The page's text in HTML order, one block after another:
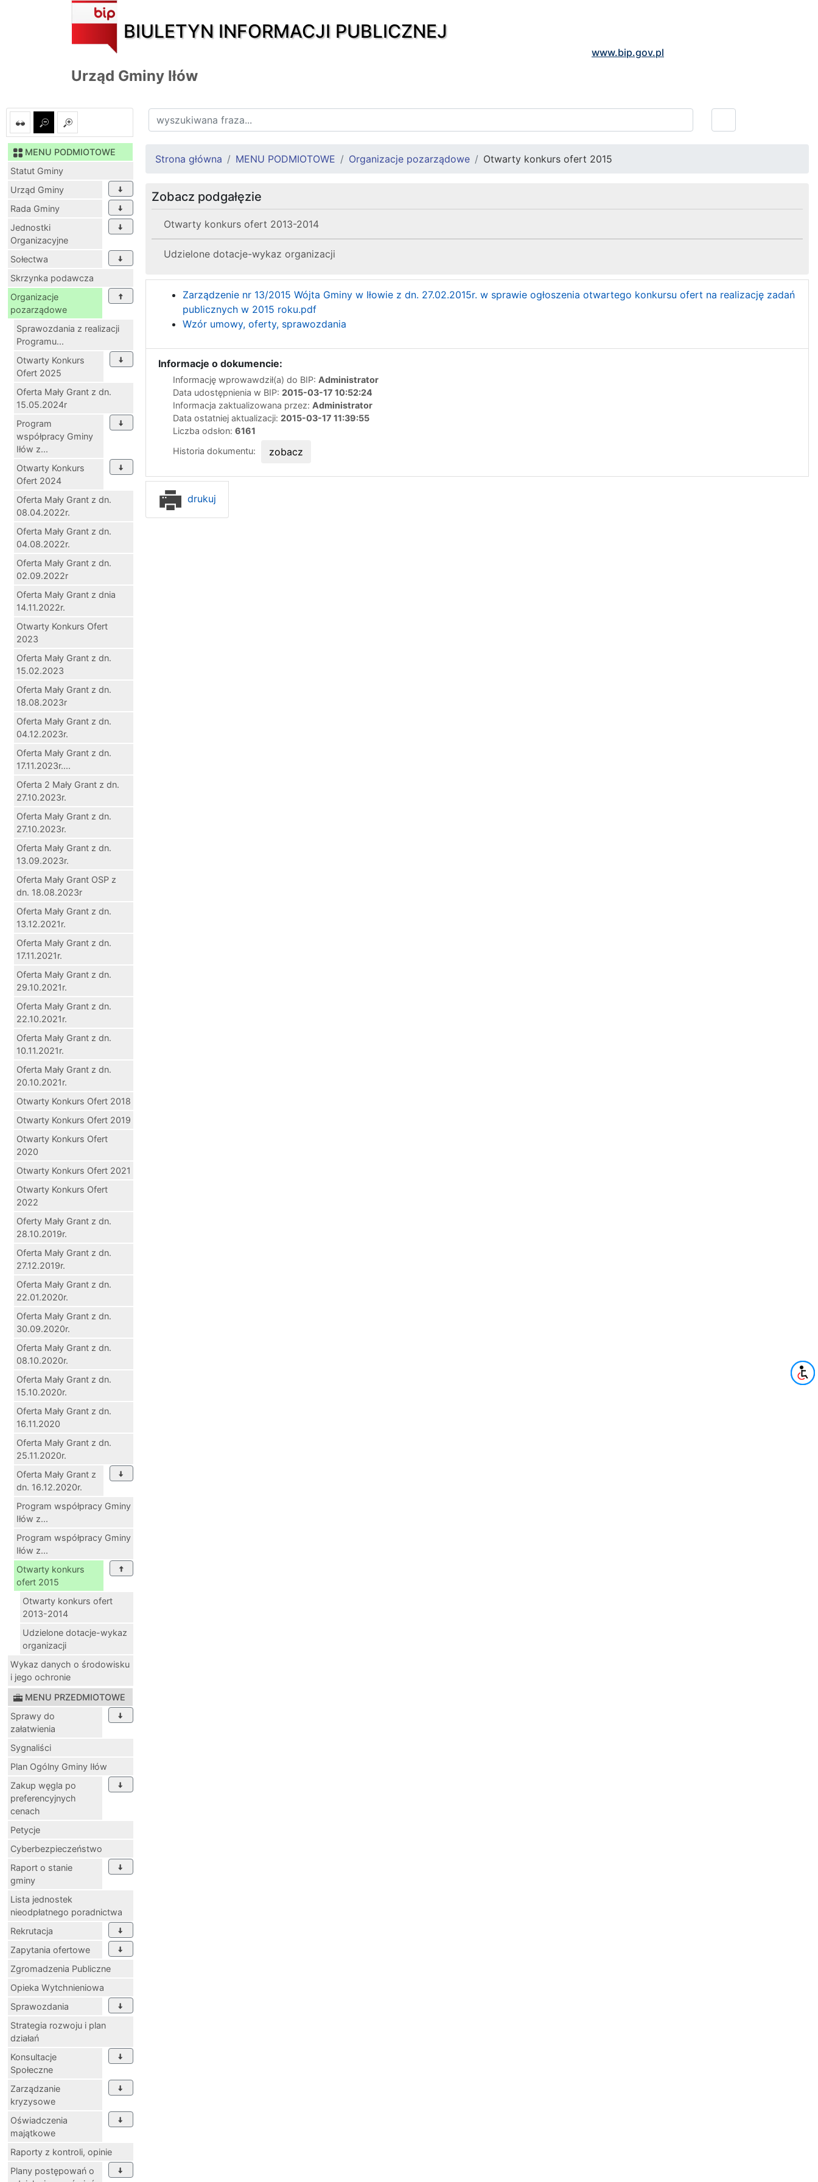
BIULETYN INFORMACJI PUBLICZNEJ
www.bip.gov.pl
Urząd Gminy Iłów
MENU PODMIOTOWE
Statut Gminy
Urząd Gminy
Rada Gminy
Jednostki
Organizacyjne
Sołectwa
Skrzynka podawcza
Organizacje
pozarządowe
Sprawozdania z realizacji
Programu...
Otwarty Konkurs
Ofert 2025
Oferta Mały Grant z dn.
15.05.2024r
Program
współpracy Gminy
Iłów z...
Otwarty Konkurs
Ofert 2024
Oferta Mały Grant z dn.
08.04.2022r.
Oferta Mały Grant z dn.
04.08.2022r.
Oferta Mały Grant z dn.
02.09.2022r
Oferta Mały Grant z dnia
14.11.2022r.
Otwarty Konkurs Ofert
2023
Oferta Mały Grant z dn.
15.02.2023
Oferta Mały Grant z dn.
18.08.2023r
Oferta Mały Grant z dn.
04.12.2023r.
Oferta Mały Grant z dn.
17.11.2023r....
Oferta 2 Mały Grant z dn.
27.10.2023r.
Oferta Mały Grant z dn.
27.10.2023r.
Oferta Mały Grant z dn.
13.09.2023r.
Oferta Mały Grant OSP z
dn. 18.08.2023r
Oferta Mały Grant z dn.
13.12.2021r.
Oferta Mały Grant z dn.
17.11.2021r.
Oferta Mały Grant z dn.
29.10.2021r.
Oferta Mały Grant z dn.
22.10.2021r.
Oferta Mały Grant z dn.
10.11.2021r.
Oferta Mały Grant z dn.
20.10.2021r.
Otwarty Konkurs Ofert 2018
Otwarty Konkurs Ofert 2019
Otwarty Konkurs Ofert
2020
Otwarty Konkurs Ofert 2021
Otwarty Konkurs Ofert
2022
Oferty Mały Grant z dn.
28.10.2019r.
Oferta Mały Grant z dn.
27.12.2019r.
Oferta Mały Grant z dn.
22.01.2020r.
Oferta Mały Grant z dn.
30.09.2020r.
Oferta Mały Grant z dn.
08.10.2020r.
Oferta Mały Grant z dn.
15.10.2020r.
Oferta Mały Grant z dn.
16.11.2020
Oferta Mały Grant z dn.
25.11.2020r.
Oferta Mały Grant z
dn. 16.12.2020r.
Program współpracy Gminy
Iłów z...
Program współpracy Gminy
Iłów z...
Otwarty konkurs
ofert 2015
Otwarty konkurs ofert
2013-2014
Udzielone dotacje-wykaz
organizacji
Wykaz danych o środowisku
i jego ochronie
MENU PRZEDMIOTOWE
Sprawy do
załatwienia
Sygnaliści
Plan Ogólny Gminy Iłów
Zakup węgla po
preferencyjnych
cenach
Petycje
Cyberbezpieczeństwo
Raport o stanie
gminy
Lista jednostek
nieodpłatnego poradnictwa
Rekrutacja
Zapytania ofertowe
Zgromadzenia Publiczne
Opieka Wytchnieniowa
Sprawozdania
Strategia rozwoju i plan
działań
Konsultacje
Społeczne
Zarządzanie
kryzysowe
Oświadczenia
majątkowe
Raporty z kontroli, opinie
Plany postępowań o
Strona główna MENU PODMIOTOWE Organizacje pozarządowe Otwarty konkurs ofert 2015
Zobacz podgałęzie
Otwarty konkurs ofert 2013-2014
Udzielone dotacje-wykaz organizacji
Zarządzenie nr 13/2015 Wójta Gminy w Iłowie z dn. 27.02.2015r. w sprawie ogłoszenia otwartego konkursu ofert na realizację zadań
publicznych w 2015 roku.pdf
Wzór umowy, oferty, sprawozdania
Informacje o dokumencie:
Informację wprowawdził(a) do BIP: Administrator
Data udostępnienia w BIP: 2015-03-17 10:52:24
Informacja zaktualizowana przez: Administrator
Data ostatniej aktualizacji: 2015-03-17 11:39:55
Liczba odsłon: 6161
Historia dokumentu:
zobacz
drukuj